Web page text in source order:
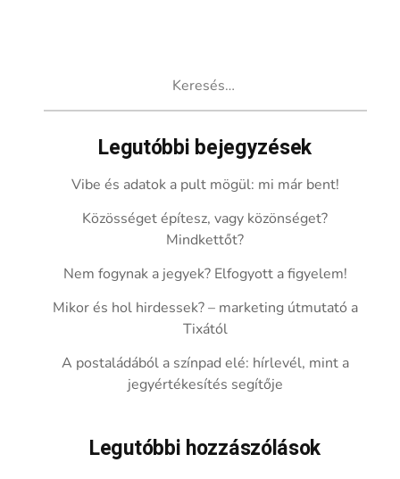
Legutóbbi bejegyzések
Vibe és adatok a pult mögül: mi már bent!
Közösséget építesz, vagy közönséget?
Mindkettőt?
Nem fogynak a jegyek? Elfogyott a figyelem!
Mikor és hol hirdessek? – marketing útmutató a
Tixától
A postaládából a színpad elé: hírlevél, mint a
jegyértékesítés segítője
Legutóbbi hozzászólások